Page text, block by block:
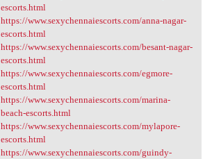
escorts.html
https://www.sexychennaiescorts.com/anna-nagar-
escorts.html
https://www.sexychennaiescorts.com/besant-nagar-
escorts.html
https://www.sexychennaiescorts.com/egmore-
escorts.html
https://www.sexychennaiescorts.com/marina-
beach-escorts.html
https://www.sexychennaiescorts.com/mylapore-
escorts.html
https://www.sexychennaiescorts.com/guindy-